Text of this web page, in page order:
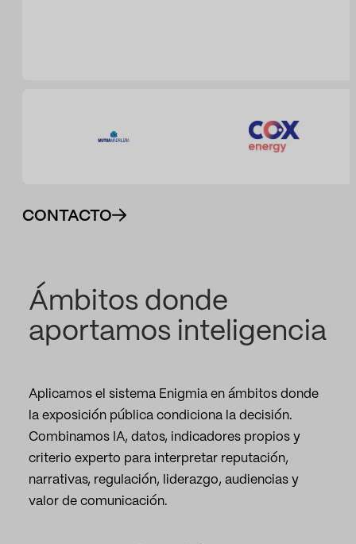
CONTACTO
Ámbitos donde
aportamos inteligencia
Aplicamos el sistema Enigmia en ámbitos donde
la exposición pública condiciona la decisión.
Combinamos IA, datos, indicadores propios y
criterio experto para interpretar reputación,
narrativas, regulación, liderazgo, audiencias y
valor de comunicación.